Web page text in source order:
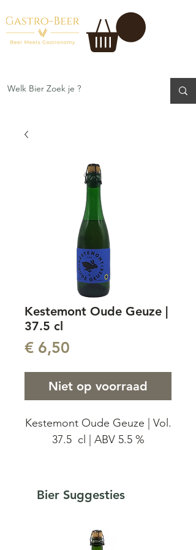
Kestemont Oude Geuze |
37.5 cl
€ 6,50
Niet op voorraad
Kestemont Oude Geuze | Vol.
37.5 cl | ABV 5.5 %
Geuze Een ambachtelijk en
traditioneel gemaakte Geuze,
oorsprong. We versnijden
Bier Suggesties